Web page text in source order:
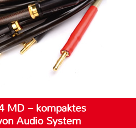
MD – kompaktes
Audio System